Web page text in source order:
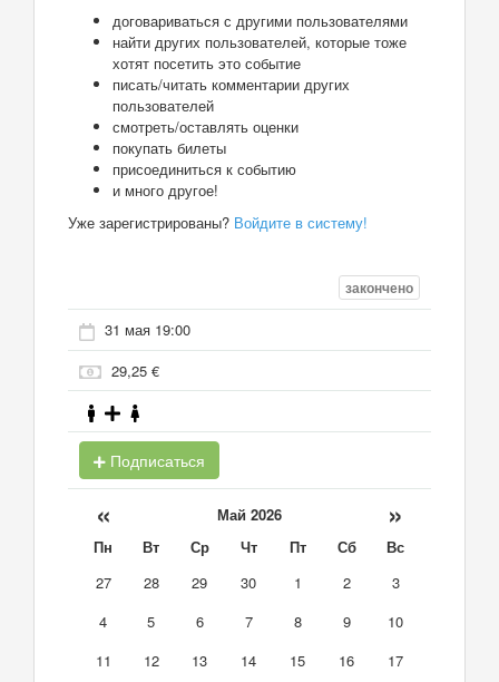
договариваться с другими пользователями
найти других пользователей, которые тоже
хотят посетить это событие
писать/читать комментарии других
пользователей
смотреть/оставлять оценки
покупать билеты
присоединиться к событию
и много другое!
Уже зарегистрированы? Войдите в систему!
закончено
31 мая 19:00
29,25 €
Подписаться
« Май 2026 »
Пн Вт Ср Чт Пт Сб
Вс
27
28 29 30 1 2
3
4
5 6 7 8 9
10
11
12 13 14 15 16
17